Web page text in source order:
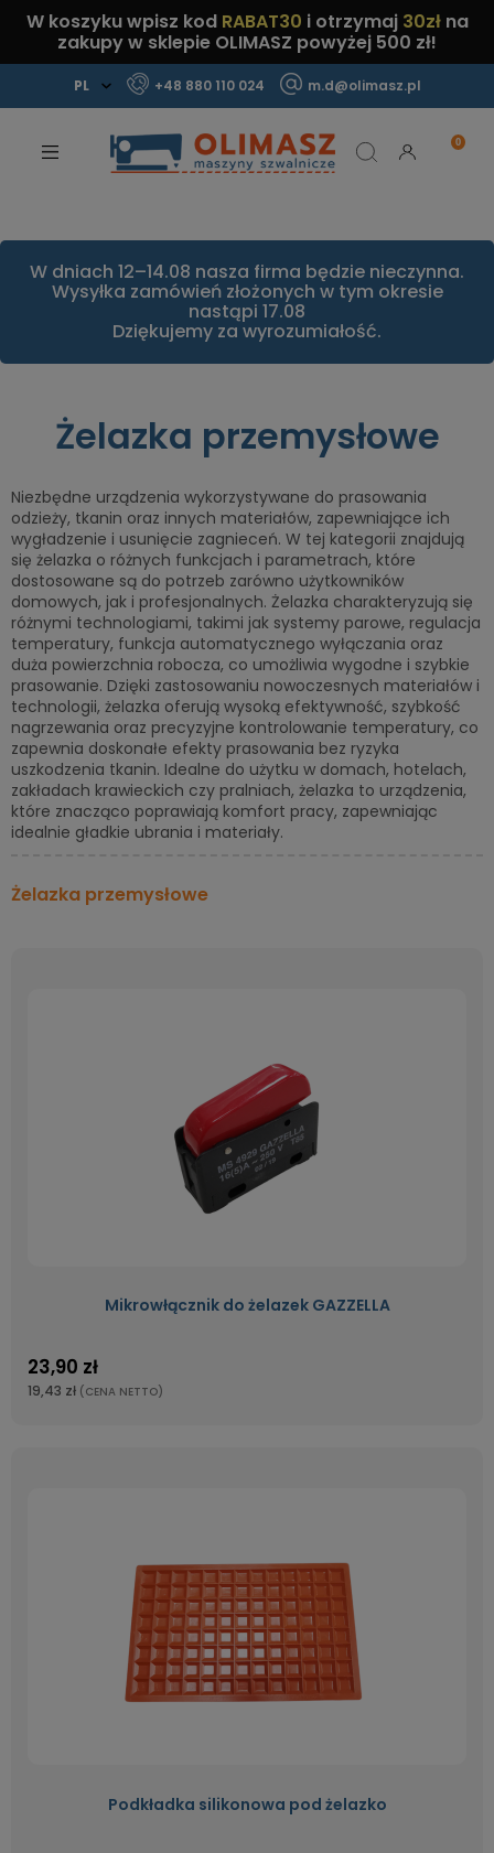
W koszyku wpisz kod RABAT30 i otrzymaj 30złna
zakupy w sklepie OLIMASZ powyżej 500 zł!
+48 880 110 024 m.d@olimasz.pl
Sprawdź!
W dniach 12–14.08 nasza firma będzie nieczynna.
Wysyłka zamówień złożonych w tym okresie
nastąpi 17.08
Dziękujemy za wyrozumiałość.
Żelazka przemysłowe
Niezbędne urządzenia wykorzystywane do prasowania
odzieży, tkanin oraz innych materiałów, zapewniające ich
wygładzenie i usunięcie zagnieceń. W tej kategorii znajdują
się żelazka o różnych funkcjach i parametrach, które
dostosowane są do potrzeb zarówno użytkowników
domowych, jak i profesjonalnych. Żelazka charakteryzują się
różnymi technologiami, takimi jak systemy parowe, regulacja
temperatury, funkcja automatycznego wyłączania oraz
duża powierzchnia robocza, co umożliwia wygodne i szybkie
prasowanie. Dzięki zastosowaniu nowoczesnych materiałów i
technologii, żelazka oferują wysoką efektywność, szybkość
nagrzewania oraz precyzyjne kontrolowanie temperatury, co
zapewnia doskonałe efekty prasowania bez ryzyka
uszkodzenia tkanin. Idealne do użytku w domach, hotelach,
zakładach krawieckich czy pralniach, żelazka to urządzenia,
które znacząco poprawiają komfort pracy, zapewniając
idealnie gładkie ubrania i materiały.
Żelazka przemysłowe
Mikrowłącznik do żelazek GAZZELLA
23,90 zł
19,43 zł (CENA NETTO)
Podkładka silikonowa pod żelazko